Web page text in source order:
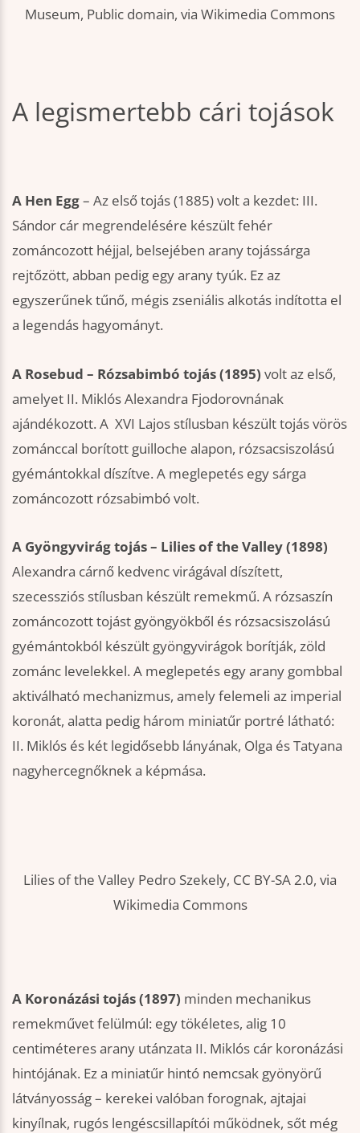
Museum, Public domain, via Wikimedia Commons
A legismertebb cári tojások
A Hen Egg– Az első tojás (1885) volt a kezdet: III.
Sándor cár megrendelésére készült fehér
zománcozott héjjal, belsejében arany tojássárga
rejtőzött, abban pedig egy arany tyúk. Ez az
egyszerűnek tűnő, mégis zseniális alkotás indította el
a legendás hagyományt.
A Rosebud – Rózsabimbó tojás(1895) volt az első,
amelyet II. Miklós Alexandra Fjodorovnának
ajándékozott. A XVI Lajos stílusban készült tojás vörös
zománccal borított guilloche alapon, rózsacsiszolású
gyémántokkal díszítve. A meglepetés egy sárga
zománcozott rózsabimbó volt.
A Gyöngyvirág tojás – Lilies of the Valley (1898)
Alexandra cárnő kedvenc virágával díszített,
szecessziós stílusban készült remekmű. A rózsaszín
zománcozott tojást gyöngyökből és rózsacsiszolású
gyémántokból készült gyöngyvirágok borítják, zöld
zománc levelekkel. A meglepetés egy arany gombbal
aktiválható mechanizmus, amely felemeli az imperial
koronát, alatta pedig három miniatűr portré látható:
II. Miklós és két legidősebb lányának, Olga és Tatyana
nagyhercegnőknek a képmása.
Lilies of the Valley Pedro Szekely, CC BY-SA 2.0, via
Wikimedia Commons
A Koronázási tojás (1897) minden mechanikus
remekművet felülmúl: egy tökéletes, alig 10
centiméteres arany utánzata II. Miklós cár koronázási
hintójának. Ez a miniatűr hintó nemcsak gyönyörű
látványosság – kerekei valóban forognak, ajtajai
kinyílnak, rugós lengéscsillapítói működnek, sőt még